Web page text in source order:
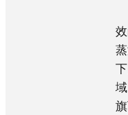
· 超高温热泵
· 固体储能